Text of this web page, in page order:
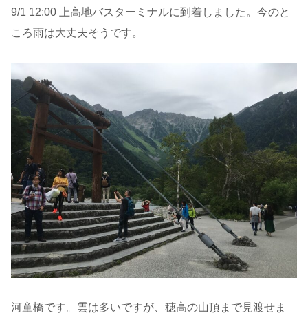
9/1 12:00 上高地バスターミナルに到着しました。今のと
ころ雨は大丈夫そうです。
河童橋です。雲は多いですが、穂高の山頂まで見渡せま